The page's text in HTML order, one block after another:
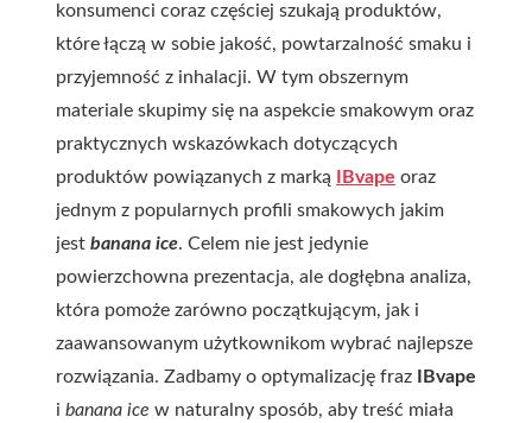
konsumenci coraz częściej szukają produktów,
które łączą w sobie jakość, powtarzalność smaku i
przyjemność z inhalacji. W tym obszernym
materiale skupimy się na aspekcie smakowym oraz
praktycznych wskazówkach dotyczących
produktów powiązanych z marką
IBvape oraz
jednym z popularnych profili smakowych jakim
jest banana ice. Celem nie jest jedynie
powierzchowna prezentacja, ale dogłębna analiza,
która pomoże zarówno początkującym, jak i
zaawansowanym użytkownikom wybrać najlepsze
rozwiązania. Zadbamy o optymalizację fraz
IBvape
i banana ice w naturalny sposób, aby treść miała